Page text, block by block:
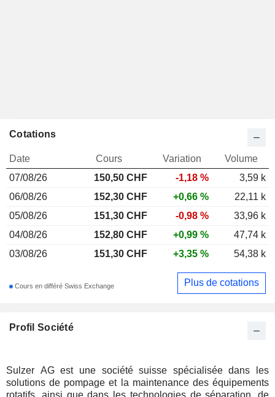
Profil Société
Sulzer AG est une société suisse spécialisée dans les
solutions de pompage et la maintenance des équipements
rotatifs, ainsi que dans les technologies de séparation, de
Cotations
Date Cours Variation
Volume
07/08/26
150,50 CHF -1,18 %
3,59 k
06/08/26
152,30 CHF +0,66 %
22,11 k
05/08/26
151,30 CHF -0,98 %
33,96 k
04/08/26
152,80 CHF +0,99 %
47,74 k
03/08/26
151,30 CHF +3,35 % 54,38 k
Cours en différé Swiss Exchange Plus de cotations